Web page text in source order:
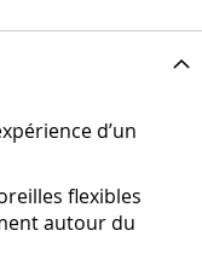
d’un
flexibles
autour du